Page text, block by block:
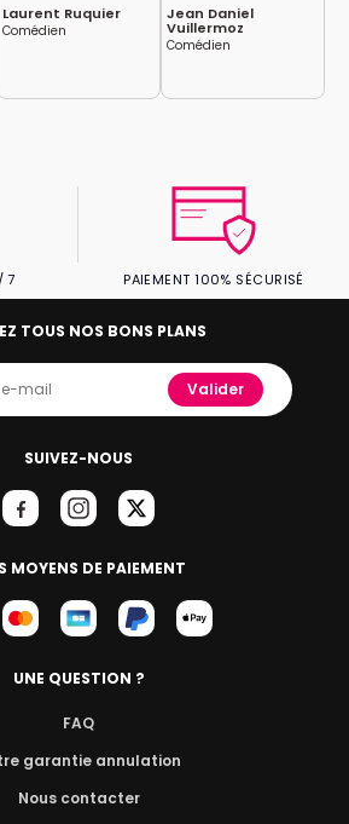
Laurent Ruquier
Comédien
Jean Daniel
Vuillermoz
Comédien
7 PAIEMENT 100% SÉCURISÉ
SUIVEZ-NOUS
MOYENS DE PAIEMENT
TOUS NOS BONS PLANS
Valider
UNE QUESTION ?
FAQ
garantie annulation
Nous contacter